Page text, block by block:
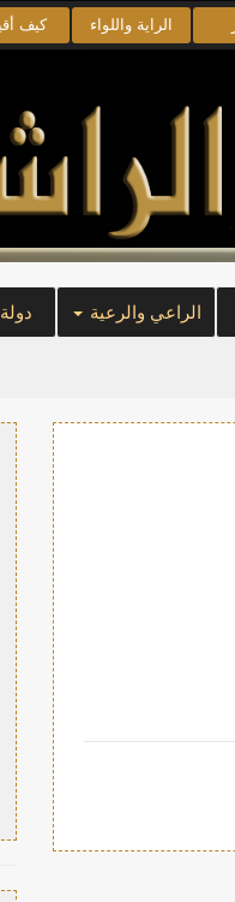
الراية واللواء كيف
الراعي والرعية